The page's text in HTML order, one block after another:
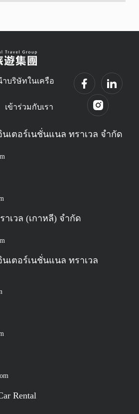
บริษัทในเครือ
เข้าร่วมกับเรา
เตอร์เนชั่นแนล ทราเวล จำกัด
เวล (เกาหลี) จำกัด
เตอร์เนชั่นแนล ทราเวล
Rental